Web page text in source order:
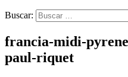
Buscar:
francia-midi-
paul-riquet